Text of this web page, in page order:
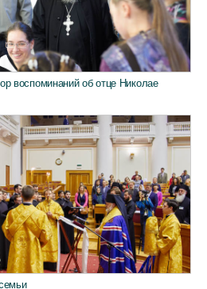
воспоминаний об отце Николае